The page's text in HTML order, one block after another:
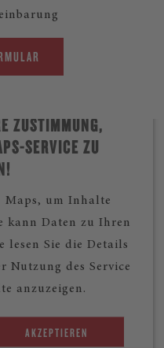
ZUSTIMMUNG,
SERVICE ZU
Maps, um Inhalte
kann Daten zu Ihren
lesen Sie die Details
Nutzung des Service
anzuzeigen.
AKZEPTIEREN